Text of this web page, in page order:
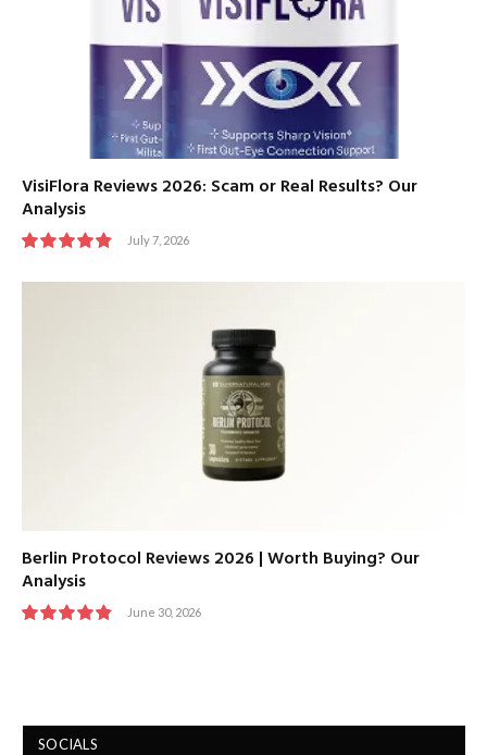
VisiFlora Reviews 2026: Scam or Real Results? Our
Analysis
July 7, 2026
Berlin Protocol Reviews 2026 | Worth Buying? Our
Analysis
June 30, 2026
SOCIALS